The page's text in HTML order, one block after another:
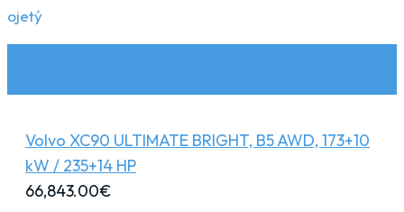
ojetý
Volvo XC90 ULTIMATE BRIGHT, B5 AWD, 173+10
kW / 235+14 HP
66,843.00€